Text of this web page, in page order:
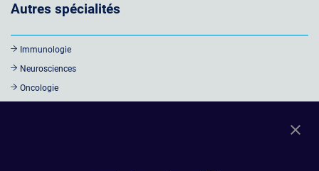
Autres spécialités
Immunologie
Neurosciences
Oncologie